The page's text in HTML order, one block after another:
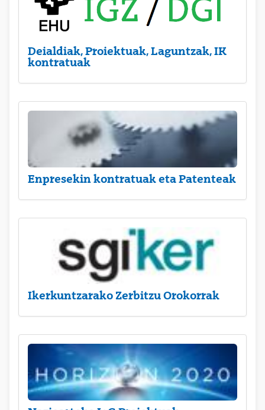
Deialdiak, Proiektuak, Laguntzak, IK
kontratuak
Enpresekin kontratuak eta Patenteak
Ikerkuntzarako Zerbitzu Orokorrak